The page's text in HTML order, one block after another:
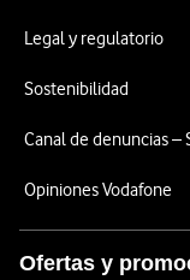
Legal y regulatorio
Sostenibilidad
Canal de denuncias –
Opiniones Vodafone
Ofertas y